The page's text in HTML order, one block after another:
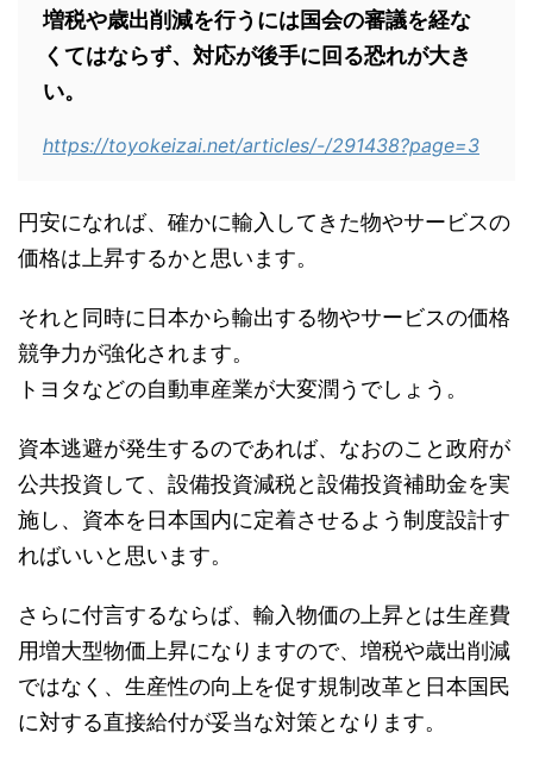
増税や歳出削減を行うには国会の審議を経な
くてはならず、対応が後手に回る恐れが大き
い。
https://toyokeizai.net/articles/-/291438?page=3
円安になれば、確かに輸入してきた物やサービスの
価格は上昇するかと思います。
それと同時に日本から輸出する物やサービスの価格
競争力が強化されます。
トヨタなどの自動車産業が大変潤うでしょう。
資本逃避が発生するのであれば、なおのこと政府が
公共投資して、設備投資減税と設備投資補助金を実
施し、資本を日本国内に定着させるよう制度設計す
ればいいと思います。
さらに付言するならば、輸入物価の上昇とは生産費
用増大型物価上昇になりますので、増税や歳出削減
ではなく、生産性の向上を促す規制改革と日本国民
に対する直接給付が妥当な対策となります。